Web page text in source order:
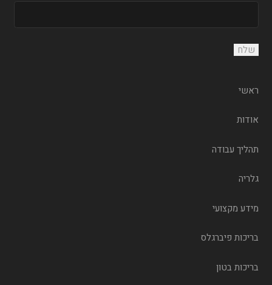
ראשי
אודות
תהליך עבודה
גלריה
מידע מקצועי
בריכות פיברגלס
בריכות בטון